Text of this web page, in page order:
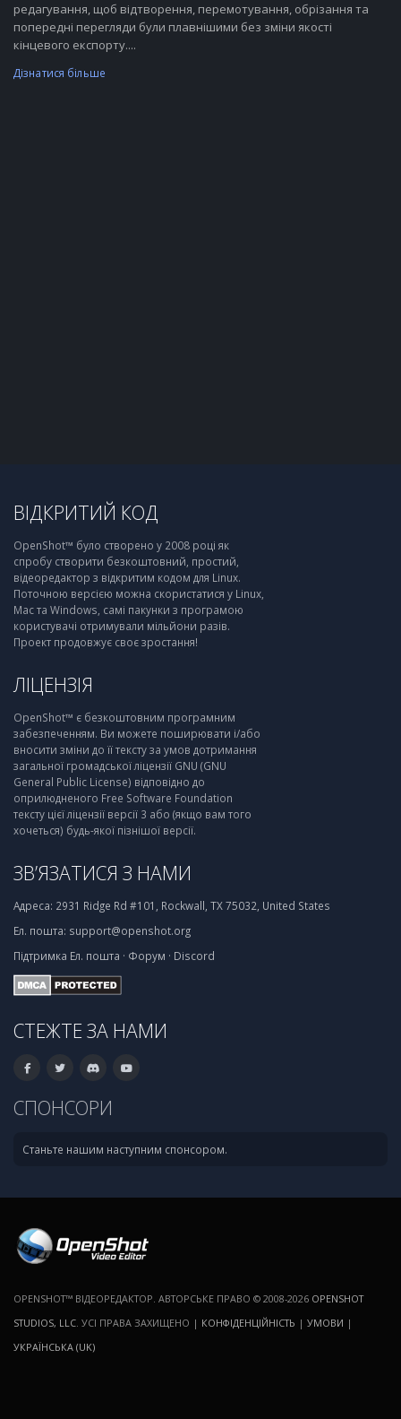
редагування, щоб відтворення, перемотування, обрізання та
попередні перегляди були плавнішими без зміни якості
кінцевого експорту....
Дізнатися більше
ВІДКРИТИЙ КОД
OpenShot™ було створено у 2008 році як
спробу створити безкоштовний, простий,
відеоредактор з відкритим кодом для Linux.
Поточною версією можна скористатися у Linux,
Mac та Windows, самі пакунки з програмою
користувачі отримували мільйони разів.
Проект продовжує своє зростання!
ЛІЦЕНЗІЯ
OpenShot™ є безкоштовним програмним
забезпеченням. Ви можете поширювати і/або
вносити зміни до її тексту за умов дотримання
загальної громадської ліцензії GNU (GNU
General Public License) відповідно до
оприлюдненого Free Software Foundation
тексту цієї ліцензії версії 3 або (якщо вам того
хочеться) будь-якої пізнішої версії.
ЗВ’ЯЗАТИСЯ З НАМИ
Адреса: 2931 Ridge Rd #101, Rockwall, TX 75032, United States
Ел. пошта: support@openshot.org
Підтримка Ел. пошта · Форум · Discord
СТЕЖТЕ ЗА НАМИ
СПОНСОРИ
Станьте нашим наступним спонсором.
OPENSHOT™ ВІДЕОРЕДАКТОР. АВТОРСЬКЕ ПРАВО © 2008-2026 OPENSHOT
STUDIOS, LLC . УСІ ПРАВА ЗАХИЩЕНО | КОНФІДЕНЦІЙНІСТЬ | УМОВИ |
УКРАЇНСЬКА (UK)